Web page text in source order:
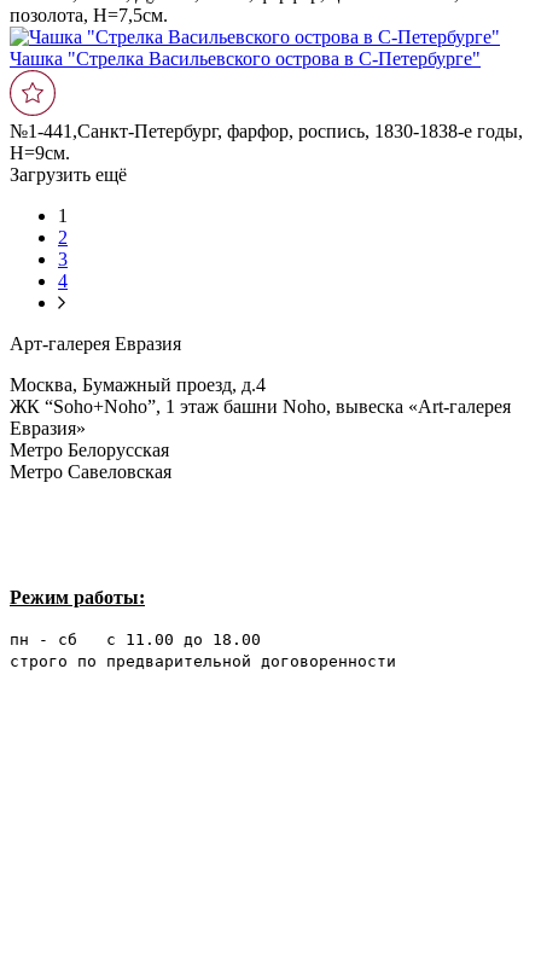
позолота, Н=7,5см.
Чашка "Стрелка Васильевского острова в С-Петербурге"
№1-441,Санкт-Петербург, фарфор, роспись, 1830-1838-е годы,
Н=9см.
Загрузить ещё
1
2
3
4
Арт-галерея Евразия
Москва, Бумажный проезд, д.4
ЖК “Soho+Noho”, 1 этаж башни Noho, вывеска «Art-галерея
Евразия»
Метро Белорусская
Метро Савеловская
Режим работы:
пн - сб с 11.00 до 18.00
строго по предварительной договоренности